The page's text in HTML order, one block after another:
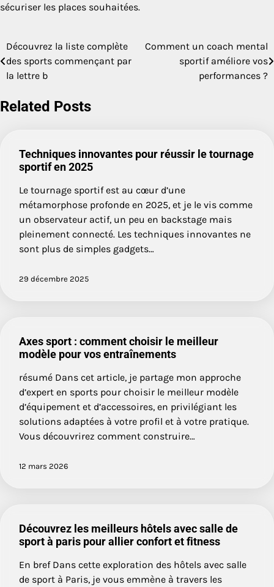
sécuriser les places souhaitées.
Navigation
de
Découvrez la liste complète
des sports commençant par
la lettre b
Comment un coach mental
sportif améliore vos
performances ?
Related Posts
Techniques innovantes pour réussir le tournage
sportif en 2025
Le tournage sportif est au cœur d’une
métamorphose profonde en 2025, et je le vis comme
un observateur actif, un peu en backstage mais
pleinement connecté. Les techniques innovantes ne
sont plus de simples gadgets…
29 décembre 2025
Axes sport : comment choisir le meilleur
modèle pour vos entraînements
résumé Dans cet article, je partage mon approche
d’expert en sports pour choisir le meilleur modèle
d’équipement et d’accessoires, en privilégiant les
solutions adaptées à votre profil et à votre pratique.
Vous découvrirez comment construire…
12 mars 2026
Découvrez les meilleurs hôtels avec salle de
sport à paris pour allier confort et fitness
En bref Dans cette exploration des hôtels avec salle
de sport à Paris, je vous emmène à travers les